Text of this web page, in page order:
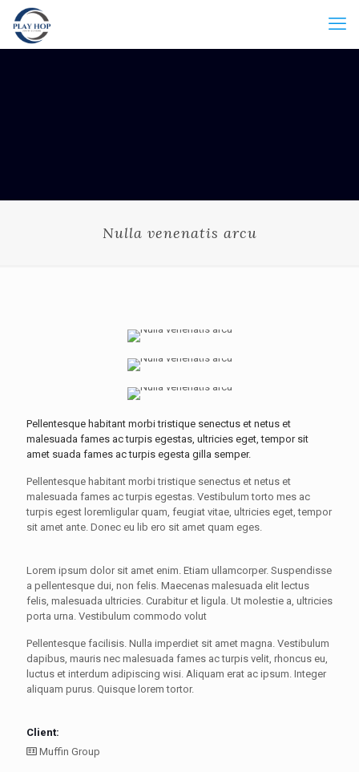
Nulla venenatis arcu
Pellentesque habitant morbi tristique senectus et netus et
malesuada fames ac turpis egestas, ultricies eget, tempor sit
amet suada fames ac turpis egesta gilla semper.
Pellentesque habitant morbi tristique senectus et netus et
malesuada fames ac turpis egestas. Vestibulum torto mes ac
turpis egest loremligular quam, feugiat vitae, ultricies eget, tempor
sit amet ante. Donec eu lib ero sit amet quam eges.
Lorem ipsum dolor sit amet enim. Etiam ullamcorper. Suspendisse
a pellentesque dui, non felis. Maecenas malesuada elit lectus
felis, malesuada ultricies. Curabitur et ligula. Ut molestie a, ultricies
porta urna. Vestibulum commodo volut
Pellentesque facilisis. Nulla imperdiet sit amet magna. Vestibulum
dapibus, mauris nec malesuada fames ac turpis velit, rhoncus eu,
luctus et interdum adipiscing wisi. Aliquam erat ac ipsum. Integer
aliquam purus. Quisque lorem tortor.
Client:
Muffin Group